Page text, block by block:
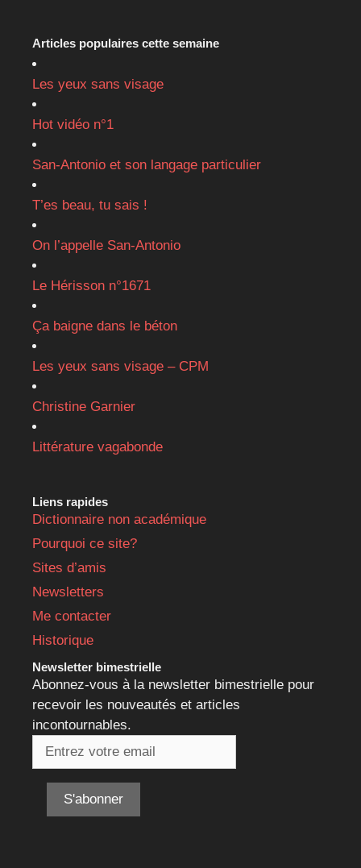
Articles populaires cette semaine
Les yeux sans visage
Hot vidéo n°1
San-Antonio et son langage particulier
T’es beau, tu sais !
On l’appelle San-Antonio
Le Hérisson n°1671
Ça baigne dans le béton
Les yeux sans visage – CPM
Christine Garnier
Littérature vagabonde
Liens rapides
Dictionnaire non académique
Pourquoi ce site?
Sites d’amis
Newsletters
Me contacter
Historique
Newsletter bimestrielle
Abonnez-vous à la newsletter bimestrielle pour
recevoir les nouveautés et articles
incontournables.